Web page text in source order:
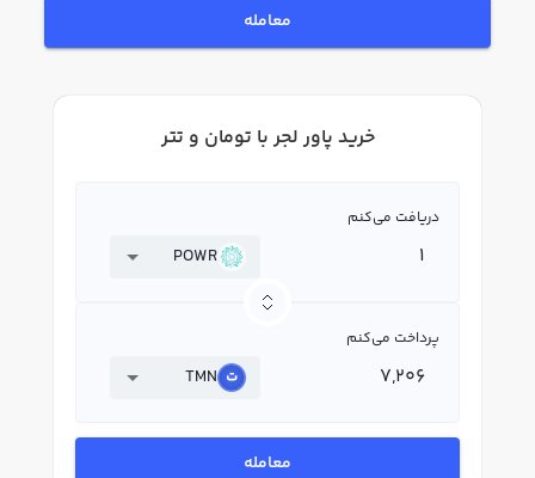
معامله
خرید پاور لجر با تومان و تتر
دریافت می‌کنم
POWR
پرداخت می‌کنم
TMN
معامله